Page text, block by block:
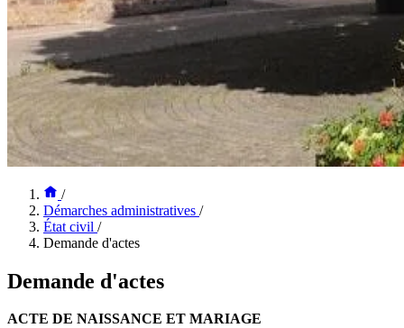
/
Démarches administratives /
État civil /
Demande d'actes
Demande d'actes
ACTE DE NAISSANCE ET MARIAGE